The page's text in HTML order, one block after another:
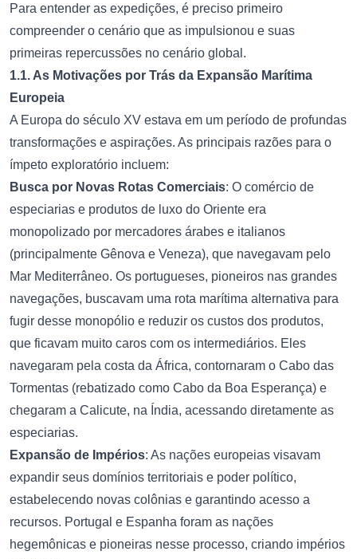
Para entender as expedições, é preciso primeiro
compreender o cenário que as impulsionou e suas
primeiras repercussões no cenário global.
1.1. As Motivações por Trás da Expansão Marítima
Europeia
A Europa do século XV estava em um período de profundas
transformações e aspirações. As principais razões para o
ímpeto exploratório incluem:
Busca por Novas Rotas Comerciais: O comércio de
especiarias e produtos de luxo do Oriente era
monopolizado por mercadores árabes e italianos
(principalmente Gênova e Veneza), que navegavam pelo
Mar Mediterrâneo. Os portugueses, pioneiros nas grandes
navegações, buscavam uma rota marítima alternativa para
fugir desse monopólio e reduzir os custos dos produtos,
que ficavam muito caros com os intermediários. Eles
navegaram pela costa da África, contornaram o Cabo das
Tormentas (rebatizado como Cabo da Boa Esperança) e
chegaram a Calicute, na Índia, acessando diretamente as
especiarias.
Expansão de Impérios: As nações europeias visavam
expandir seus domínios territoriais e poder político,
estabelecendo novas colônias e garantindo acesso a
recursos. Portugal e Espanha foram as nações
hegemônicas e pioneiras nesse processo, criando impérios